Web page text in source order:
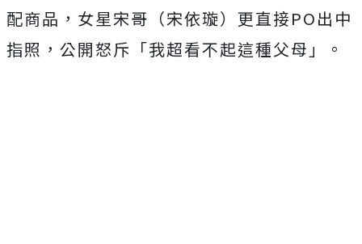
配商品，女星宋哥（宋依璇）更直接PO出中
指照，公開怒斥「我超看不起這種父母」。